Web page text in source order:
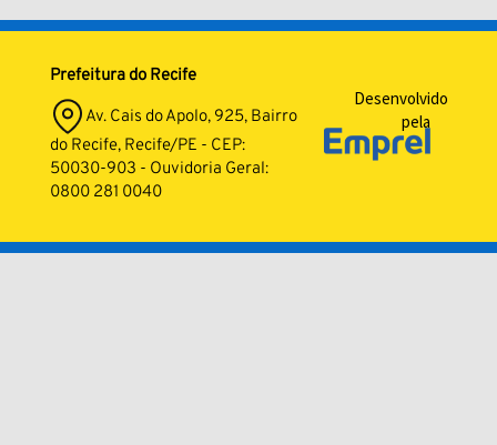
Prefeitura do Recife
Av. Cais do Apolo, 925, Bairro
do Recife, Recife/PE - CEP:
50030-903 - Ouvidoria Geral:
0800 281 0040
Desenvolvido
pela